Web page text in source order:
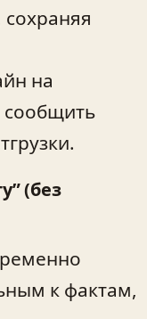
на
сообщить
(без
к фактам,